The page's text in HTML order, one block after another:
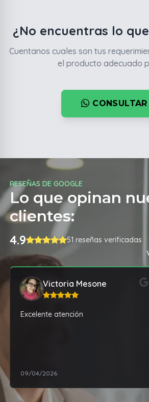
¿No encuentras lo
Cuentanos cuales son tus
el producto adecuado
CONSULTAR
RESEÑAS DE GOOGLE
Lo que opinan
clientes:
4.9
51 reseñas verificadas
Victoria Mesone
Excelente atención
09/04/2026